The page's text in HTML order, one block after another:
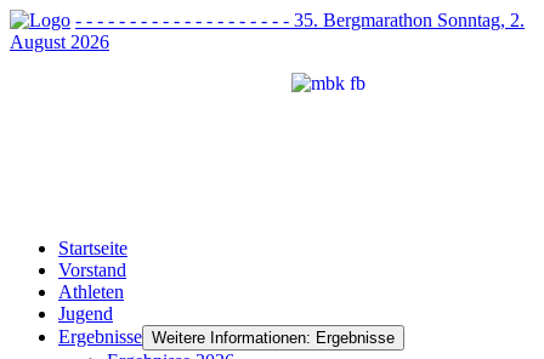
- - - - - - - - - - - - - - - - - - - - 35. Bergmarathon Sonntag, 2.
August 2026
Startseite
Vorstand
Athleten
Jugend
Ergebnisse Weitere Informationen: Ergebnisse